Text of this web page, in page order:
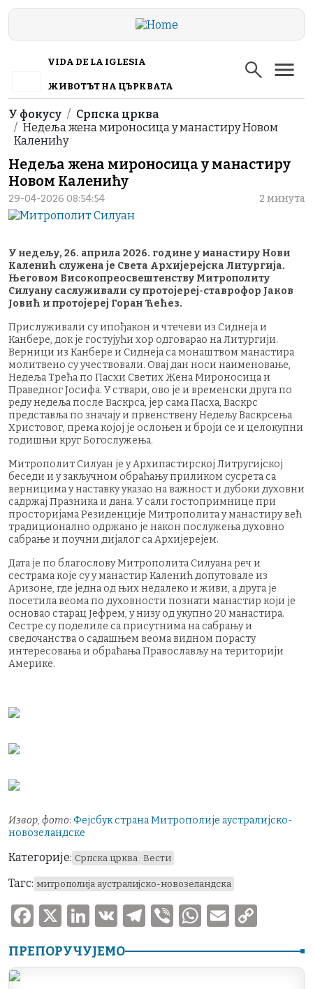
Skip to main content
VIDA DE LA IGLESIA
ЖИВОТЪТ НА ЦЪРКВАТА
Breadcrumb
У фокусу
Српска црква
Недеља жена мироносица у манастиру Новом
Каленићу
Недеља жена мироносица у манастиру
Новом Каленићу
29-04-2026 08:54:54 2 минута
У недељу, 26. априла 2026. године у манастиру Нови
Каленић служена је Света Архијерејска Литургија.
Његовом Високопреосвештенству Митрополиту
Силуану саслуживали су протојереј-ставрофор Јаков
Јовић и протојереј Горан Ћећез.
Прислуживали су ипођакон и чтечеви из Сиднеја и
Канбере, док је гостујући хор одговарао на Литургији.
Верници из Канбере и Сиднеја са монаштвом манастира
молитвено су учествовали. Овај дан носи наименовање,
Недеља Трећа по Пасхи Светих Жена Мироносица и
Праведног Јосифа. У ствари, ово је и временски друга по
реду недеља после Васкрса, јер сама Пасха, Васкрс
представља по значају и првенствену Недељу Васкрсења
Христовог, према којој је ослоњен и броји се и целокупни
годишњи круг Богослужења.
Митрополит Силуан је у Архипастирској Литругијској
беседи и у закључном обраћању приликом сусрета са
верницима у наставку указао на важност и дубоки духовни
садржај Празника и дана. У сали гостопримнице при
просторијама Резиденције Митрополита у манастиру већ
традиционално одржано је након послужења духовно
сабрање и поучни дијалог са Архијерејем.
Дата је по благослову Митрополита Силуана реч и
сестрама које су у манастир Каленић допутовале из
Аризоне, где једна од њих недалеко и живи, а друга је
посетила веома по духовности познати манастир који је
основао старац Јефрем, у низу од укупно 20 манастира.
Сестре су поделиле са присутнима на сабрању и
сведочанства о садашњем веома видном порасту
интересовања и обраћања Православљу на територији
Америке.
Извор, фото: Фејсбук страна Митрополије аустралијско-
новозеландске
Категорије: Српска црква Вести
Тагс: митрополија аустралијско-новозеландска
F
a
c
X
Li
n
k
V
K
T
el
e
V
ib
er
W
h
at
E
m
ai p
ПРЕПОРУЧУЈЕМО